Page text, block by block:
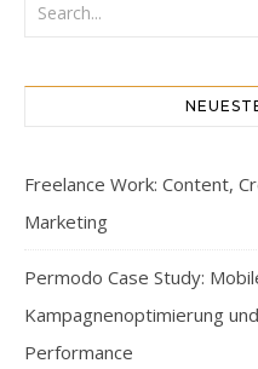
Freelance Work: Content,
Marketing
Permodo Case Study:
Kampagnenoptimierung
Performance